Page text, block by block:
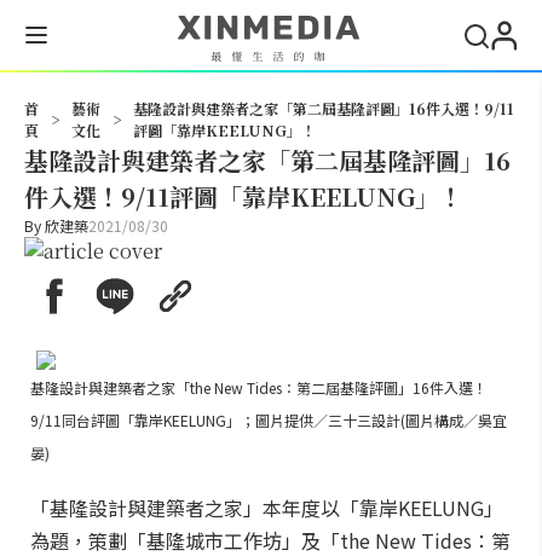
首
頁
>
藝術
文化
>
基隆設計與建築者之家「第二屆基隆評圖」16件入選！9/11
評圖「靠岸KEELUNG」！
基隆設計與建築者之家「第二屆基隆評圖」16
件入選！9/11評圖「靠岸KEELUNG」！
By欣建築2021/08/30
基隆設計與建築者之家「the New Tides：第二屆基隆評圖」16件入選！
9/11同台評圖「靠岸KEELUNG」；圖片提供／三十三設計(圖片構成／吳宜
晏)
「基隆設計與建築者之家」本年度以「靠岸KEELUNG」
為題，策劃「基隆城市工作坊」及「the New Tides：第